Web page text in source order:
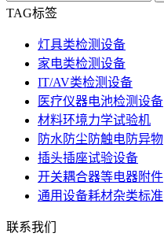
TAG标签
灯具类检测设备
家电类检测设备
IT/AV类检测设备
医疗仪器电池检测设备
材料环境力学试验机
防水防尘防触电防异物
插头插座试验设备
开关耦合器等电器附件
通用设备耗材杂类标准
联系我们